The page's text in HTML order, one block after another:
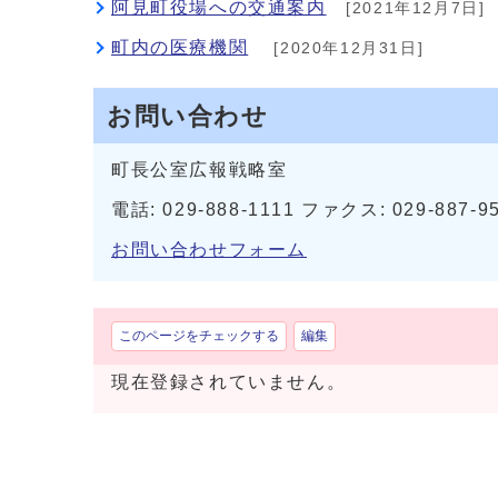
阿見町役場への交通案内 [2021年12月7日]
町内の医療機関 [2020年12月31日]
お問い合わせ
町長公室広報戦略室
電話: 029-888-1111 ファクス: 029-887-
お問い合わせフォーム
このページをチェックする 編集
現在登録されていません。